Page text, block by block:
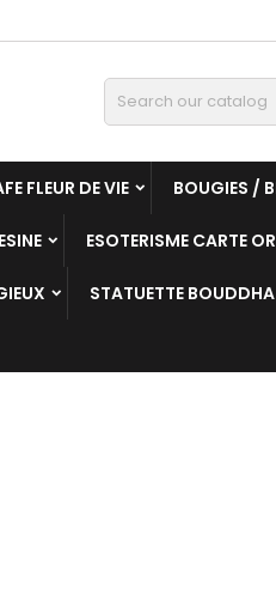
FLEUR DE VIE BOUGIES /
ESOTERISME CARTE
STATUETTE